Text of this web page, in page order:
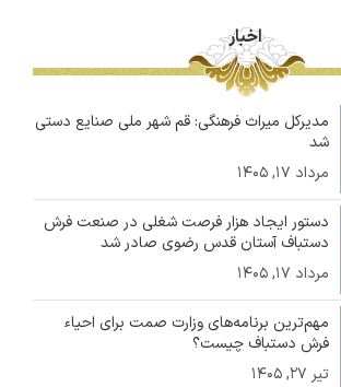
اخبار
مدیرکل میراث فرهنگی: قم شهر ملی صنایع دستی
شد
مرداد ۱۷, ۱۴۰۵
دستور ایجاد هزار فرصت شغلی در صنعت فرش
دستباف آستان قدس رضوی صادر شد
مرداد ۱۷, ۱۴۰۵
مهم‌ترین برنامه‌های وزارت صمت برای احیاء
فرش دستباف چیست؟
تیر ۲۷, ۱۴۰۵